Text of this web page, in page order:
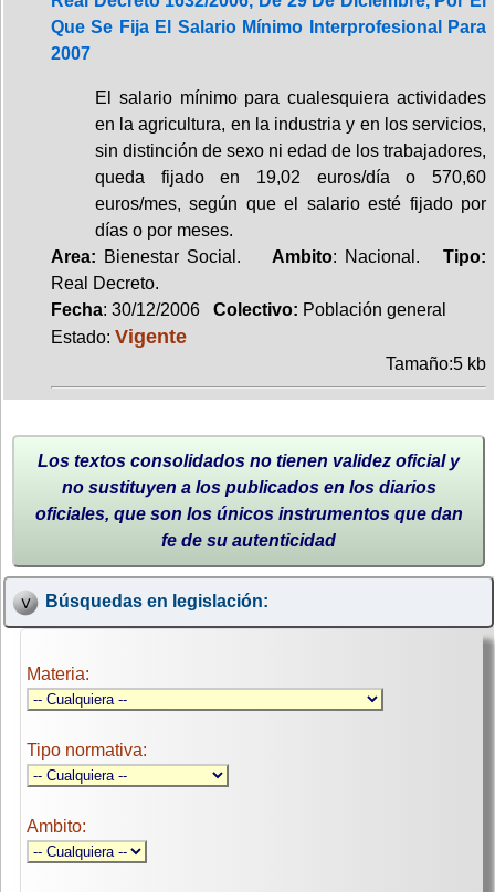
Que Se Fija El Salario Mínimo Interprofesional Para
2007
El salario mínimo para cualesquiera actividades
en la agricultura, en la industria y en los servicios,
sin distinción de sexo ni edad de los trabajadores,
queda fijado en 19,02 euros/día o 570,60
euros/mes, según que el salario esté fijado por
días o por meses.
Area: Bienestar Social. Ambito: Nacional. Tipo:
Real Decreto.
Fecha: 30/12/2006 Colectivo: Población general
Estado: Vigente
Tamaño:5 kb
Los textos consolidados no tienen validez oficial y
no sustituyen a los publicados en los diarios
oficiales, que son los únicos instrumentos que dan
fe de su autenticidad
Búsquedas en legislación:
Materia:
Tipo normativa:
Ambito: